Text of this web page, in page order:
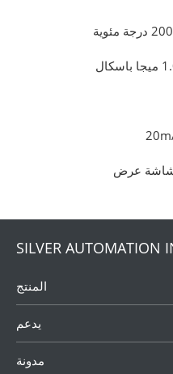
شاشة عرض
SILVER AUTOMATION
المنتج
يدعم
مدونة